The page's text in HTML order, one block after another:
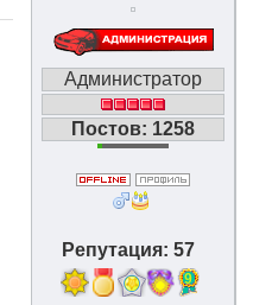
Администратор
Постов: 1258
Репутация: 57
9